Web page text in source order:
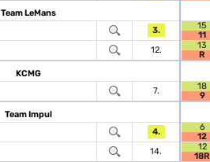
Team LeMans
3.
15
11
12.
13
R
KCMG
7.
18
9
Team Impul
4.
6
12
14.
12
18R